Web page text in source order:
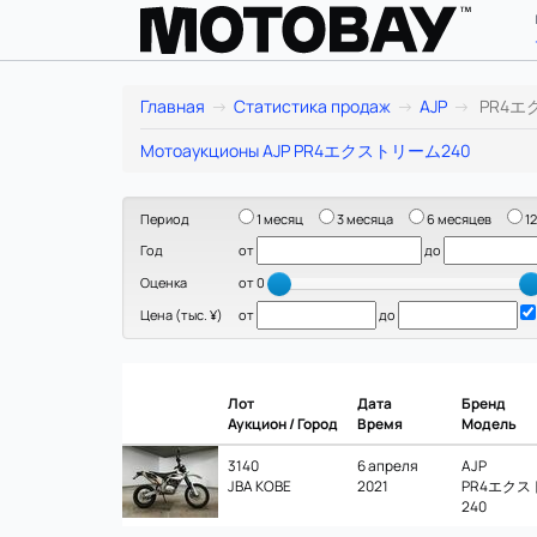
AJP
PR4
エ
ク
ス
ト
ー
ム
Главная Статистика продаж AJP
PR4エ
Мотоаукционы AJP PR4エクストリーム240
Период 1 месяц 3 месяца 6 месяцев
Год
от до
Оценка
от 0
Цена (тыс. ¥)
от до
Лот
Аукцион / Город
Дата
Время
Бренд
Модель
3140
JBA KOBE
6 апреля
2021
AJP
PR4エクス
240